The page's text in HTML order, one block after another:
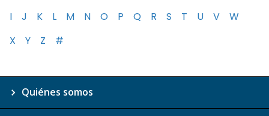
I
J K L M N O P Q R S T U V
W
X
Y Z #
Quiénes somos